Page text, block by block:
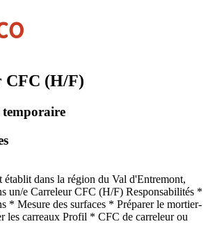
CFC (H/F)
établit dans la région du Val d'Entremont,
un/e Carreleur CFC (H/F) Responsabilités *
* Mesure des surfaces * Préparer le mortier-
les carreaux Profil * CFC de carreleur ou